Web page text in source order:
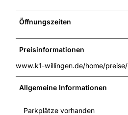
Öffnungszeiten
Preisinformationen
www.k1-willingen.de/home/preise/
Allgemeine Informationen
Parkplätze vorhanden